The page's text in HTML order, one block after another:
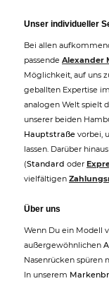
Unser individueller
Bei allen
passende Alexander
Möglichkeit, auf uns
geballten Expertise
analogen Welt spielt
unserer beiden
Hauptstraße vorbei,
lassen. Darüber
(Standard oder
vielfältigen
Über uns
Wenn Du ein Modell
außergewöhnlichen
Nasenrücken spüren
In unserem